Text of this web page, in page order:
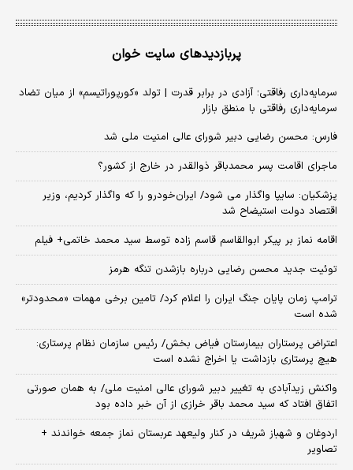
پربازدیدهای سایت خوان
سرمایه‌داری رفاقتی؛ آزادی در برابر قدرت | تولد «کورپوراتیسم» از میان تضاد
سرمایه‌داری رفاقتی با منطق بازار
فارس: محسن رضایی دبیر شورای عالی امنیت ملی شد
ماجرای اقامت پسر محمدباقر ذوالقدر در خارج از کشور؟
پزشکیان: سایپا واگذار می شود/ ایران‌خودرو را که واگذار کردیم، وزیر
اقتصاد دولت استیضاح شد
اقامه نماز بر پیکر ابوالقاسم قاسم زاده توسط سید محمد خاتمی+ فیلم
توئیت جدید محسن رضایی درباره بازشدن تنگه هرمز
ترامپ زمان پایان جنگ ایران را اعلام کرد/ تامین برخی مهمات «محدودتر»
شده است
اعتراض پرستاران بیمارستان فیاض بخش/ رئیس سازمان نظام پرستاری:
هیچ پرستاری بازداشت یا اخراج نشده است
واکنش زیدآبادی به تغییر دبیر شورای عالی امنیت ملی/ به همان صورتی
اتفاق افتاد که سید محمد باقر خرازی از آن خبر داده بود
اردوغان و شهباز شریف در کنار ولیعهد عربستان نماز جمعه خواندند +
تصاویر